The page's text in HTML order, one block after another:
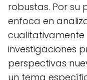
robustas. Por su
enfoca en
cualitativamente
investigaciones
perspectivas
un tema